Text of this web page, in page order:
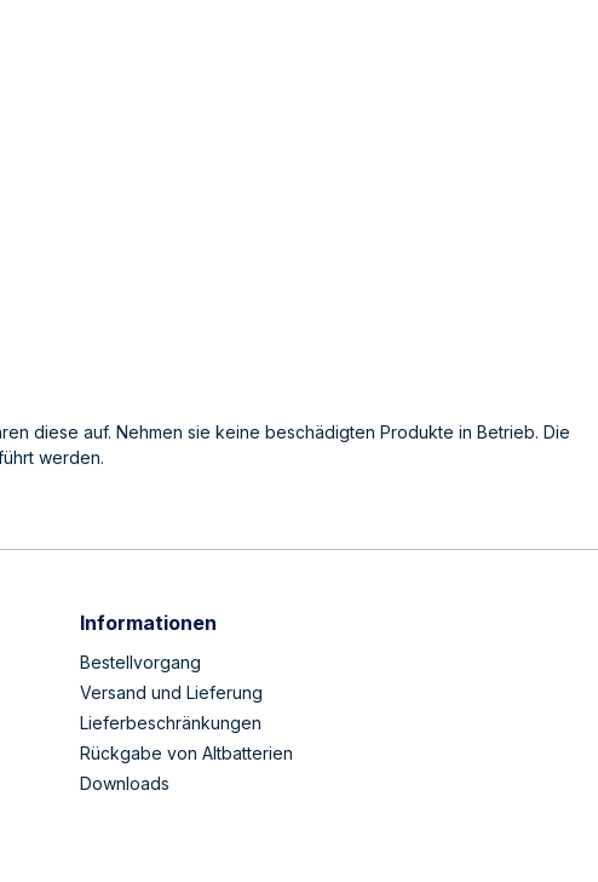
diese auf. Nehmen sie keine beschädigten Produkte in Betrieb. Die
werden.
Informationen
Bestellvorgang
Versand und Lieferung
Lieferbeschränkungen
Rückgabe von Altbatterien
Downloads